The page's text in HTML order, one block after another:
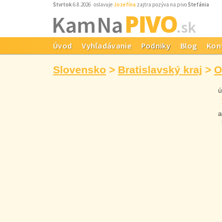
Štvrtok6.8.2026 oslavuje Jozefína zajtra pozýva na pivoŠtefánia
Kam NaPIVO.sk
Úvod Vyhľadávanie Podniky Blog
Slovensko > Bratislavský kraj >